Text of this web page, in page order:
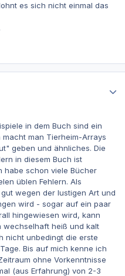
es sich nicht einmal das
in dem Buch sind ein
man Tierheim-Arrays
geben und ähnliches. Die
in diesem Buch ist
habe schon viele Bücher
üblen Fehlern. Als
wegen der lustigen Art und
wird - sogar auf ein paar
hingewiesen wird, kann
wechselhaft heiß und kalt
nicht unbedingt die erste
Bis auf mich kenne ich
ohne Vorkenntnisse
(aus Erfahrung) von 2-3